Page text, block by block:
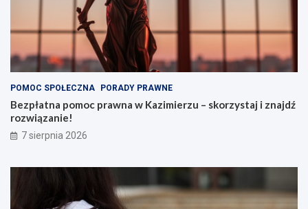
POMOC SPOŁECZNA PORADY PRAWNE
Bezpłatna pomoc prawna w Kazimierzu – skorzystaj i znajdź
rozwiązanie!
7 sierpnia 2026